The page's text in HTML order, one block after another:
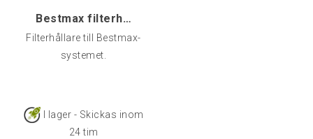
Bestmax filterhållare, besthead ST
Filterhållare till Bestmax-
systemet.
I lager - Skickas inom
24 tim